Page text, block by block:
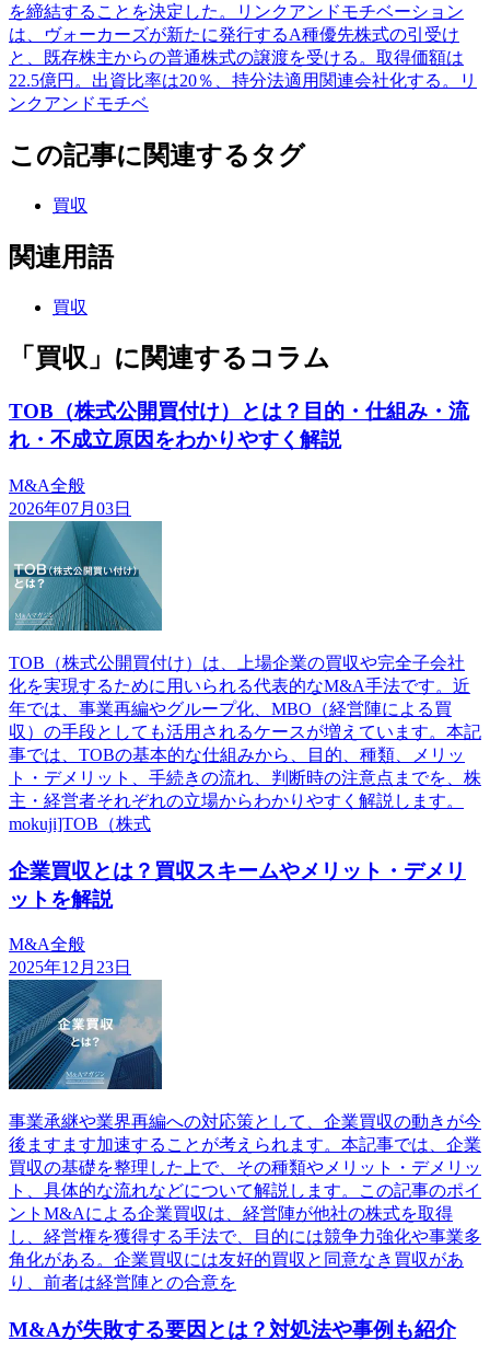
を締結することを決定した。リンクアンドモチベーション
は、ヴォーカーズが新たに発行するA種優先株式の引受け
と、既存株主からの普通株式の譲渡を受ける。取得価額は
22.5億円。出資比率は20％、持分法適用関連会社化する。リ
ンクアンドモチベ
この記事に関連するタグ
買収
関連用語
買収
「買収」に関連するコラム
TOB（株式公開買付け）とは？目的・仕組み・流
れ・不成立原因をわかりやすく解説
M&A全般
2026年07月03日
TOB（株式公開買付け）は、上場企業の買収や完全子会社
化を実現するために用いられる代表的なM&A手法です。近
年では、事業再編やグループ化、MBO（経営陣による買
収）の手段としても活用されるケースが増えています。本記
事では、TOBの基本的な仕組みから、目的、種類、メリッ
ト・デメリット、手続きの流れ、判断時の注意点までを、株
主・経営者それぞれの立場からわかりやすく解説します。
mokuji]TOB（株式
企業買収とは？買収スキームやメリット・デメリ
ットを解説
M&A全般
2025年12月23日
事業承継や業界再編への対応策として、企業買収の動きが今
後ますます加速することが考えられます。本記事では、企業
買収の基礎を整理した上で、その種類やメリット・デメリッ
ト、具体的な流れなどについて解説します。この記事のポイ
ントM&Aによる企業買収は、経営陣が他社の株式を取得
し、経営権を獲得する手法で、目的には競争力強化や事業多
角化がある。企業買収には友好的買収と同意なき買収があ
り、前者は経営陣との合意を
M&Aが失敗する要因とは？対処法や事例も紹介